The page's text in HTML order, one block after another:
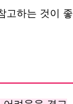
고하는 것이 좋